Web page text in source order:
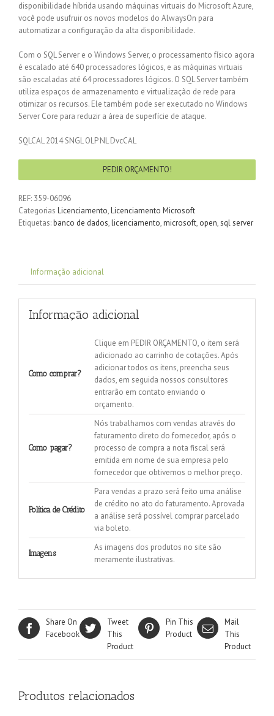
disponibilidade híbrida usando máquinas virtuais do Microsoft Azure,
você pode usufruir os novos modelos do AlwaysOn para
automatizar a configuração da alta disponibilidade.
Com o SQL Server e o Windows Server, o processamento físico agora
é escalado até 640 processadores lógicos, e as máquinas virtuais
são escaladas até 64 processadores lógicos. O SQL Server também
utiliza espaços de armazenamento e virtualização de rede para
otimizar os recursos. Ele também pode ser executado no Windows
Server Core para reduzir a área de superfície de ataque.
SQLCAL 2014 SNGL OLP NL DvcCAL
PEDIR ORÇAMENTO!
REF: 359-06096
Categorias Licenciamento,Licenciamento Microsoft
Etiquetas:banco de dados,licenciamento,microsoft, open,sql server
Informação adicional
Informação adicional
Como comprar?
Clique em PEDIR ORÇAMENTO, o item será
adicionado ao carrinho de cotações. Após
adicionar todos os itens, preencha seus
dados, em seguida nossos consultores
entrarão em contato enviando o
orçamento.
Como pagar?
Nós trabalhamos com vendas através do
faturamento direto do fornecedor, após o
processo de compra a nota fiscal será
emitida em nome de sua empresa pelo
fornecedor que obtivemos o melhor preço.
Política de Crédito
Para vendas a prazo será feito uma análise
de crédito no ato do faturamento. Aprovada
a análise será possível comprar parcelado
via boleto.
Imagens
As imagens dos produtos no site são
meramente ilustrativas.
Share On
Facebook
Tweet
This
Product
Pin This
Product
Mail
This
Product
Produtos relacionados